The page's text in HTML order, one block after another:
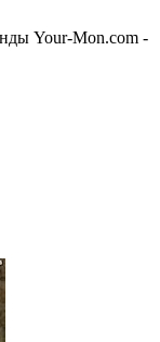
Your-Mon.com -